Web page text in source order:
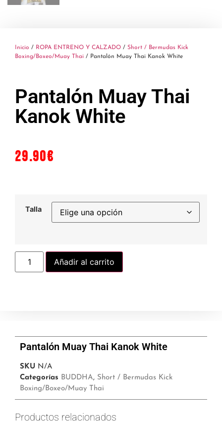
Inicio / ROPA ENTRENO Y CALZADO / Short / Bermudas Kick
Boxing/Boxeo/Muay Thai / Pantalón Muay Thai Kanok White
Pantalón Muay Thai
Kanok White
29.90€
Talla
Añadir al carrito
Pantalón Muay Thai Kanok White
SKU N/A
Categorías BUDDHA, Short / Bermudas Kick
Boxing/Boxeo/Muay Thai
Productos relacionados